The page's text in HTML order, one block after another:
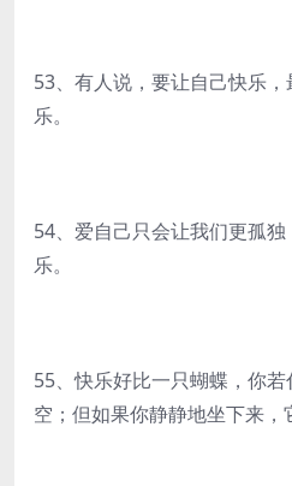
53、有人说，要让自己快乐
乐。
54、爱自己只会让我们更孤
乐。
55、快乐好比一只蝴蝶，你
空；但如果你静静地坐下来，